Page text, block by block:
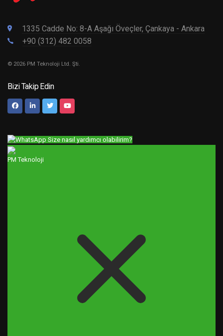
1335 Cadde No: 8-A Aşağı Öveçler, Çankaya - Ankara
+90 (312) 482 0058
© 2026 PM Teknoloji Ltd. Şti.
Bizi Takip Edin
Size nasıl yardımcı olabilirim?
PM Teknoloji